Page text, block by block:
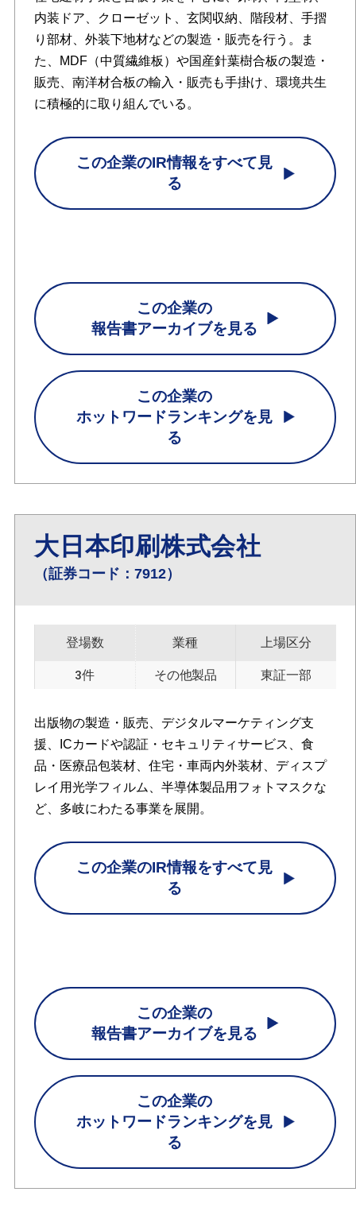
内装ドア、クローゼット、玄関収納、階段材、手摺
り部材、外装下地材などの製造・販売を行う。ま
た、MDF（中質繊維板）や国産針葉樹合板の製造・
販売、南洋材合板の輸入・販売も手掛け、環境共生
に積極的に取り組んでいる。
この企業のIR情報をすべて見
る
この企業の
報告書アーカイブを見る
この企業の
ホットワードランキングを見
る
大日本印刷株式会社
（証券コード：7912）
登場数
3件
業種
その他製品
上場区分
東証一部
出版物の製造・販売、デジタルマーケティング支
援、ICカードや認証・セキュリティサービス、食
品・医療品包装材、住宅・車両内外装材、ディスプ
レイ用光学フィルム、半導体製品用フォトマスクな
ど、多岐にわたる事業を展開。
この企業のIR情報をすべて見
る
この企業の
報告書アーカイブを見る
この企業の
ホットワードランキングを見
る